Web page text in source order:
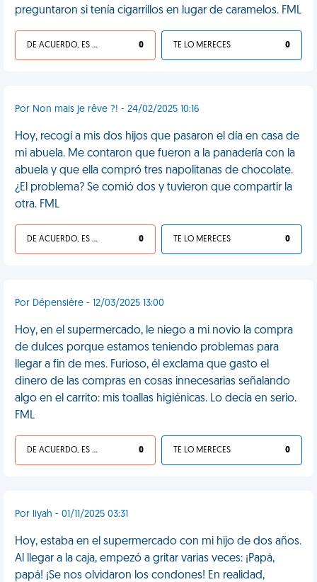
preguntaron si tenía cigarrillos en lugar de caramelos. FML
DE ACUERDO, ES UNA VIDA HP 0 TE LO MERECES 0
Por Non mais je rêve ?! - 24/02/2025 10:16
Hoy, recogí a mis dos hijos que pasaron el día en casa de
mi abuela. Me contaron que fueron a la panadería con la
abuela y que ella compró tres napolitanas de chocolate.
¿El problema? Se comió dos y tuvieron que compartir la
otra. FML
DE ACUERDO, ES UNA VIDA HP 0 TE LO MERECES 0
Por Dépensière - 12/03/2025 13:00
Hoy, en el supermercado, le niego a mi novio la compra
de dulces porque estamos teniendo problemas para
llegar a fin de mes. Furioso, él exclama que gasto el
dinero de las compras en cosas innecesarias señalando
algo en el carrito: mis toallas higiénicas. Lo decía en serio.
FML
DE ACUERDO, ES UNA VIDA HP 0 TE LO MERECES 0
Por liyah - 01/11/2025 03:31
Hoy, estaba en el supermercado con mi hijo de dos años.
Al llegar a la caja, empezó a gritar varias veces: ¡Papá,
papá! ¡Se nos olvidaron los condones! En realidad,